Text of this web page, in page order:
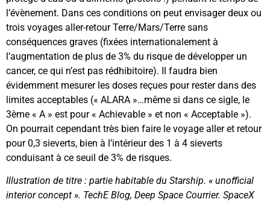
l’évènement. Dans ces conditions on peut envisager deux ou
trois voyages aller-retour Terre/Mars/Terre sans
conséquences graves (fixées internationalement à
l’augmentation de plus de 3% du risque de développer un
cancer, ce qui n’est pas rédhibitoire). Il faudra bien
évidemment mesurer les doses reçues pour rester dans des
limites acceptables (« ALARA »…même si dans ce sigle, le
3ème « A » est pour « Achievable » et non « Acceptable »).
On pourrait cependant très bien faire le voyage aller et retour
pour 0,3 sieverts, bien à l’intérieur des 1 à 4 sieverts
conduisant à ce seuil de 3% de risques.
Illustration de titre : partie habitable du Starship. « unofficial
interior concept ». TechE Blog, Deep Space Courrier. SpaceX